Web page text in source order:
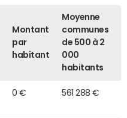
Montant
par
habitant
Moyenne
communes
de 500 à 2
000
habitants
0 € 561 288 €